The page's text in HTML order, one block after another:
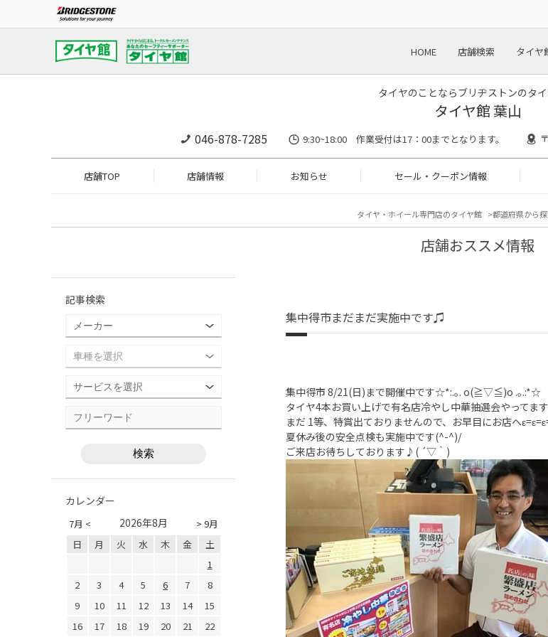
HOME 店舗検索 タイヤ
タイヤのことならブリヂストンのタ
タイヤ館 葉山
046-878-7285 9:30~18:00 作業受付は17：00までとなります。
店舗TOP 店舗情報 お知らせ セール・クーポン情報
タイヤ・ホイール専門店のタイヤ館 都道府県から
店舗おススメ情報
集中得市まだまだ実施中です♫
集中得市 8/21(日)まで開催中です☆*:.｡. o(≧▽≦)o .｡.:*☆
タイヤ4本お買い上げで有名店冷やし中華抽選会やってま
まだ 1等、特賞出ておりませんので、お早目にお店へ
夏休み後の安全点検も実施中です(^-^)/
ご来店お待ちしております♪( ´▽｀)
記事検索
カレンダー
7月 < > 9月
2026年8月
日 月 火 水 木 金
土
1
2
3 4 5 6 7
8
9
10 11 12 13 14
15
16
17 18 19 20 21 22